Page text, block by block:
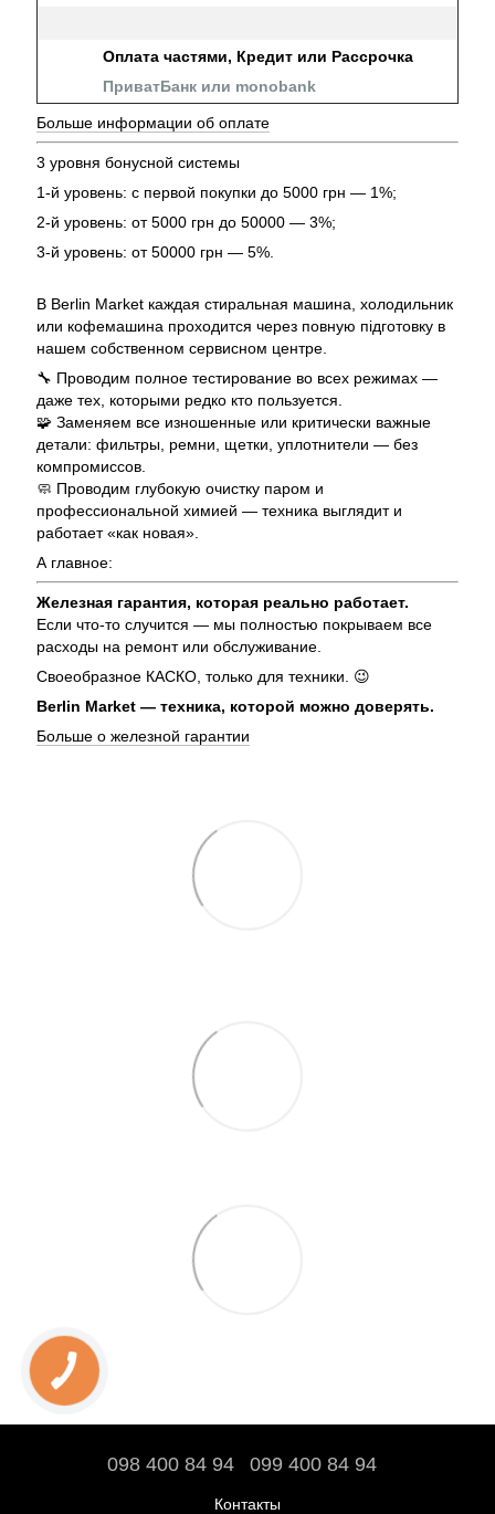
Оплата частями, Кредит или Рассрочка
ПриватБанк или monobank
Больше информации об оплате
3 уровня бонусной системы
1-й уровень: с первой покупки до 5000 грн — 1%;
2-й уровень: от 5000 грн до 50000 — 3%;
3-й уровень: от 50000 грн — 5%.
В Berlin Market каждая стиральная машина, холодильник
или кофемашина проходится через повную підготовку в
нашем собственном сервисном центре.
🔧 Проводим полное тестирование во всех режимах —
даже тех, которыми редко кто пользуется.
🧩 Заменяем все изношенные или критически важные
детали: фильтры, ремни, щетки, уплотнители — без
компромиссов.
🧼 Проводим глубокую очистку паром и
профессиональной химией — техника выглядит и
работает «как новая».
А главное:
Железная гарантия, которая реально работает.
Если что-то случится — мы полностью покрываем все
расходы на ремонт или обслуживание.
Своеобразное КАСКО, только для техники. 😉
Berlin Market — техника, которой можно доверять.
Больше о железной гарантии
098 400 84 94‬ 099 400 84 94
Контакты